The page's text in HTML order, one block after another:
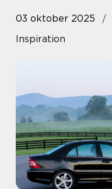
03 oktober 2025
Inspiration